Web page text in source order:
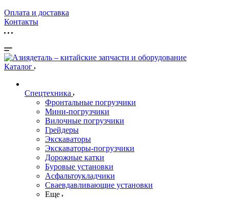
Оплата и доставка
Контакты
Каталог
Спецтехника
Фронтальные погрузчики
Мини-погрузчики
Вилочные погрузчики
Грейдеры
Экскаваторы
Экскаваторы-погрузчики
Дорожные катки
Буровые установки
Асфальтоукладчики
Сваевдавливающие установки
Еще